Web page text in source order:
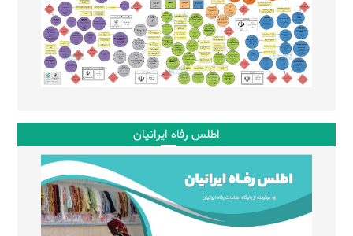
اطلس رفاه ایرانیان